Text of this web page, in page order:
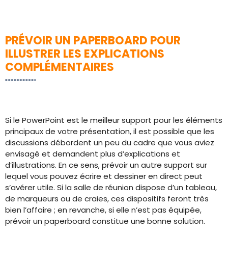
PRÉVOIR UN PAPERBOARD POUR
ILLUSTRER LES EXPLICATIONS
COMPLÉMENTAIRES
Si le PowerPoint est le meilleur support pour les éléments
principaux de votre présentation, il est possible que les
discussions débordent un peu du cadre que vous aviez
envisagé et demandent plus d’explications et
d’illustrations. En ce sens, prévoir un autre support sur
lequel vous pouvez écrire et dessiner en direct peut
s’avérer utile. Si la salle de réunion dispose d’un tableau,
de marqueurs ou de craies, ces dispositifs feront très
bien l’affaire ; en revanche, si elle n’est pas équipée,
prévoir un paperboard constitue une bonne solution.